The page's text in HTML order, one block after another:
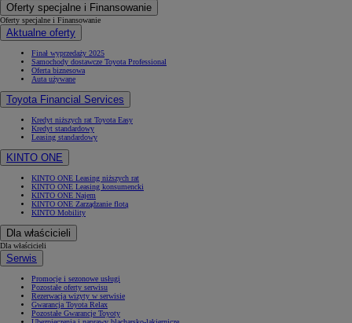
Oferty specjalne i Finansowanie
Oferty specjalne i Finansowanie
Aktualne oferty
Finał wyprzedaży 2025
Samochody dostawcze Toyota Professional
Oferta biznesowa
Auta używane
Toyota Financial Services
Kredyt niższych rat Toyota Easy
Kredyt standardowy
Leasing standardowy
KINTO ONE
KINTO ONE Leasing niższych rat
KINTO ONE Leasing konsumencki
KINTO ONE Najem
KINTO ONE Zarządzanie flotą
KINTO Mobility
Dla właścicieli
Dla właścicieli
Serwis
Promocje i sezonowe usługi
Pozostałe oferty serwisu
Rezerwacja wizyty w serwisie
Gwarancja Toyota Relax
Pozostałe Gwarancje Toyoty